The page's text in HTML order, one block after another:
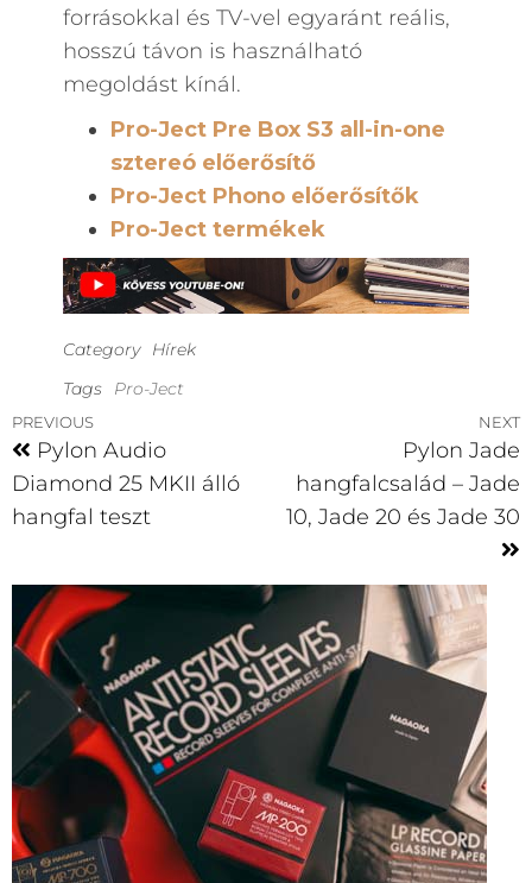
forrásokkal és TV-vel egyaránt reális,
hosszú távon is használható
megoldást kínál.
Pro-Ject Pre Box S3 all-in-one
sztereó előerősítő
Pro-Ject Phono előerősítők
Pro-Ject termékek
Category
Hírek
Tags
Pro-Ject
PREVIOUS
Pylon Audio
Diamond 25 MKII álló
hangfal teszt
NEXT
Pylon Jade
hangfalcsalád – Jade
10, Jade 20 és Jade 30